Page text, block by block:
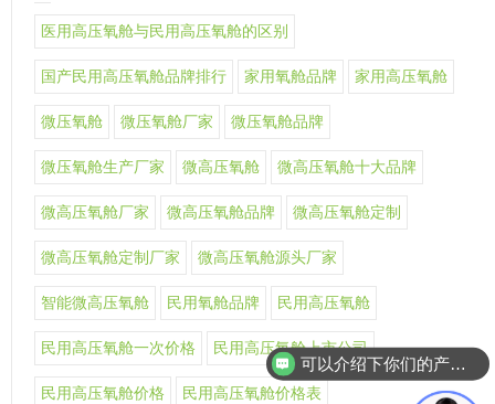
医用高压氧舱与民用高压氧舱的区别
国产民用高压氧舱品牌排行 家用氧舱品牌 家用高压氧舱
微压氧舱 微压氧舱厂家 微压氧舱品牌
微压氧舱生产厂家 微高压氧舱 微高压氧舱十大品牌
微高压氧舱厂家 微高压氧舱品牌 微高压氧舱定制
微高压氧舱定制厂家 微高压氧舱源头厂家
智能微高压氧舱 民用氧舱品牌 民用高压氧舱
民用高压氧舱一次价格 民用高压氧舱上市公司
民用高压氧舱价格 民用高压氧舱价格表
可以介绍下你们的产品么